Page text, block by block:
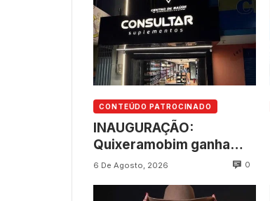
CONTEÚDO PATROCINADO
INAUGURAÇÃO:
Quixeramobim ganha
novo empreendimento
Suplementos
6 De Agosto, 2026 0